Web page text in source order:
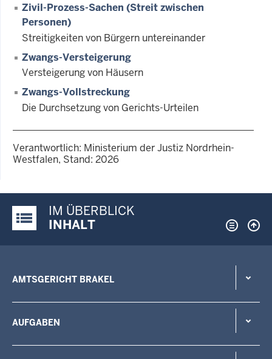
Zivil-Prozess-Sachen (Streit zwischen
Personen)
Streitigkeiten von Bürgern untereinander
Zwangs-Versteigerung
Versteigerung von Häusern
Zwangs-Vollstreckung
Die Durchsetzung von Gerichts-Urteilen
Verantwortlich: Ministerium der Justiz Nordrhein-
Westfalen, Stand: 2026
Justiz-Portal im Überblick:
IM ÜBERBLICK
INHALT
AMTSGERICHT BRAKEL
AUFGABEN